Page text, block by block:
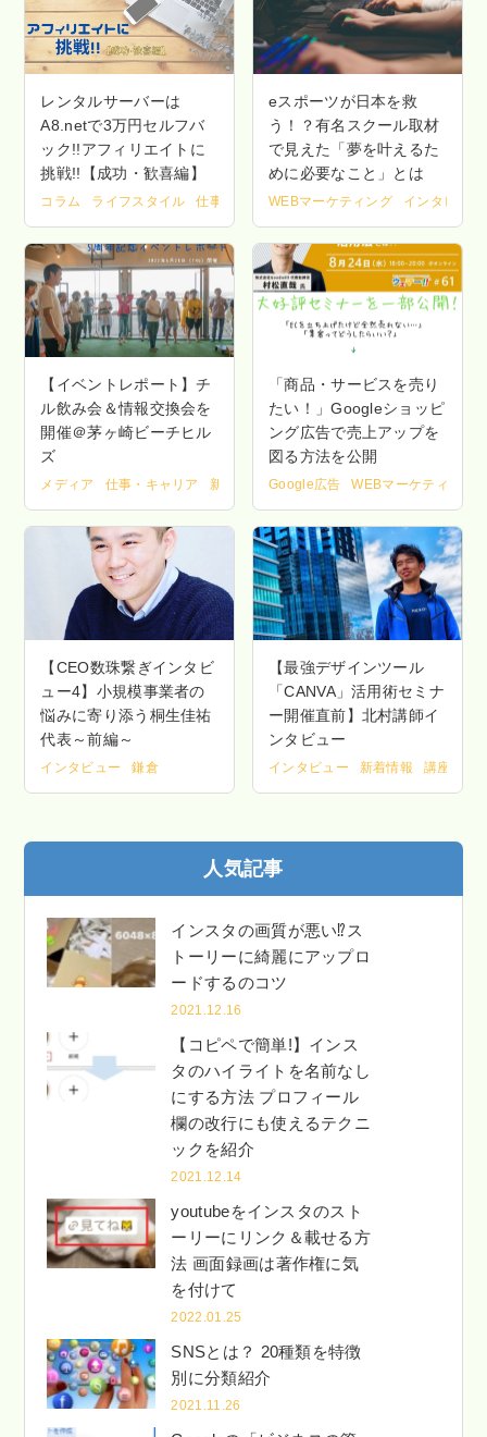
レンタルサーバーは
A8.netで3万円セルフバ
ック!!アフィリエイトに
挑戦!!【成功・歓喜編】
コラム ライフスタイル 仕事・キャリア 新着情報
eスポーツが日本を救
う！？有名スクール取材
で見えた「夢を叶えるた
めに必要なこと」とは
WEBマーケティング インタビュー
【イベントレポート】チ
ル飲み会＆情報交換会を
開催＠茅ヶ崎ビーチヒル
ズ
メディア 仕事・キャリア 新着情報 茅ヶ崎 鎌倉
「商品・サービスを売り
たい！」Googleショッピ
ング広告で売上アップを
図る方法を公開
Google広告 WEBマーケティング
【CEO数珠繋ぎインタビ
ュー4】小規模事業者の
悩みに寄り添う桐生佳祐
代表～前編～
インタビュー 鎌倉
【最強デザインツール
「CANVA」活用術セミナ
ー開催直前】北村講師イ
ンタビュー
インタビュー 新着情報 講座・セ
人気記事
インスタの画質が悪い⁉ス
トーリーに綺麗にアップロ
ードするのコツ
2021.12.16
【コピペで簡単!】インス
タのハイライトを名前なし
にする方法 プロフィール
欄の改行にも使えるテクニ
ックを紹介
2021.12.14
youtubeをインスタのスト
ーリーにリンク＆載せる方
法 画面録画は著作権に気
を付けて
2022.01.25
SNSとは？ 20種類を特徴
別に分類紹介
2021.11.26